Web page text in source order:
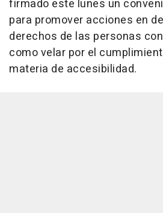
firmado este lunes un
para promover acciones en
derechos de las personas
como velar por el
materia de accesibilidad.